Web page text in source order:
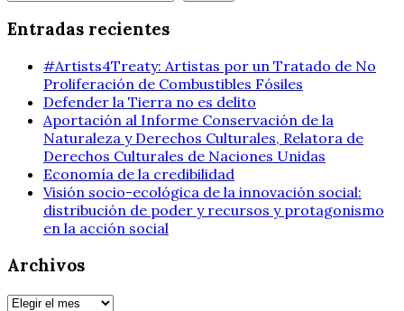
Entradas recientes
#Artists4Treaty: Artistas por un Tratado de No
Proliferación de Combustibles Fósiles
Defender la Tierra no es delito
Aportación al Informe Conservación de la
Naturaleza y Derechos Culturales, Relatora de
Derechos Culturales de Naciones Unidas
Economía de la credibilidad
Visión socio-ecológica de la innovación social:
distribución de poder y recursos y protagonismo
en la acción social
Archivos
Archivos